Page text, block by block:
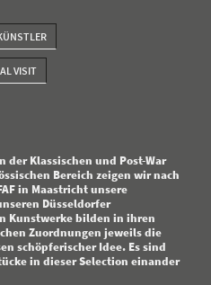
VISIT
Klassischen und Post-War
Bereich zeigen wir nach
in Maastricht unsere
Düsseldorfer
Kunstwerke bilden in ihren
Zuordnungen jeweils die
schöpferischer Idee. Es sind
in dieser Selection einander